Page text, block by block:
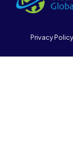
Privacy Policy